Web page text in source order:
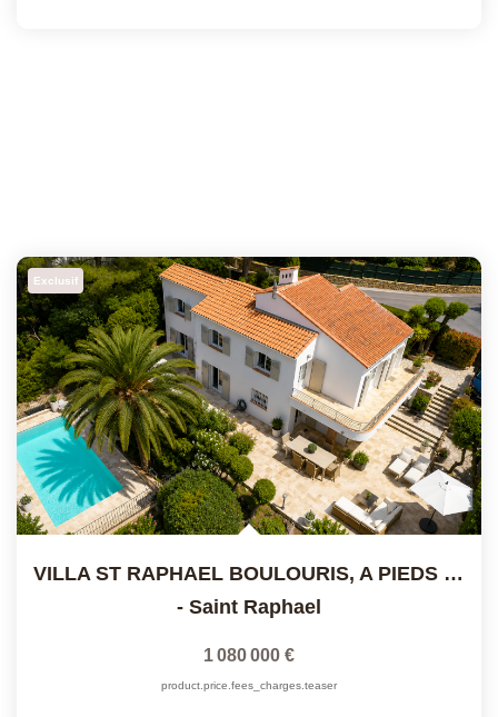
Exclusif
VILLA ST RAPHAEL BOULOURIS, A PIEDS DES PLAGES
- Saint Raphael
1 080 000 €
product.price.fees_charges.teaser